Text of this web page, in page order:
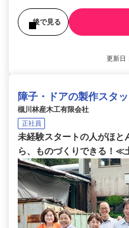
後で見る
更新日
障子・ドアの製作スタ
槻川林産木工有限会社
正社員
未経験スタートの人がほと
ら、ものづくりできる！